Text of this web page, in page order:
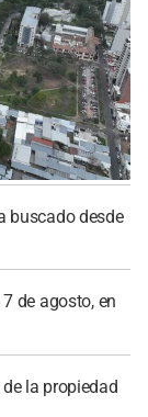
buscado desde
de agosto, en
la propiedad